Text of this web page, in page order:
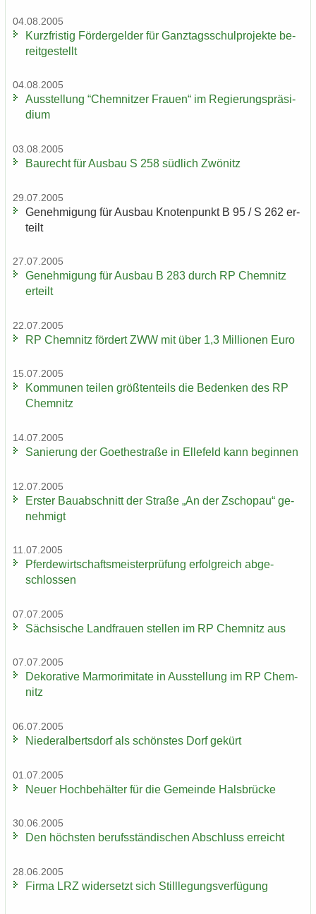
04.08.2005
Kurz­fris­tig För­der­gel­der für Ganz­tags­schul­pro­jek­te be­
reit­ge­stellt
04.08.2005
Aus­stel­lung “Chem­nit­zer Frau­en“ im Re­gie­rungs­prä­si­
di­um
03.08.2005
Bau­recht für Aus­bau S 258 süd­lich Zwö­nitz
29.07.2005
Ge­neh­mi­gung für Aus­bau Kno­ten­punkt B 95 / S 262 er­
teilt
27.07.2005
Ge­neh­mi­gung für Aus­bau B 283 durch RP Chem­nitz
er­teilt
22.07.2005
RP Chem­nitz för­dert ZWW mit über 1,3 Mil­lio­nen Euro
15.07.2005
Kom­mu­nen tei­len größ­ten­teils die Be­den­ken des RP
Chem­nitz
14.07.2005
Sa­nie­rung der Goe­the­stra­ße in El­le­feld kann be­gin­nen
12.07.2005
Ers­ter Bau­ab­schnitt der Stra­ße „An der Zscho­pau“ ge­
neh­migt
11.07.2005
Pfer­de­wirt­schafts­meis­ter­prü­fung er­folg­reich ab­ge­
schlos­sen
07.07.2005
Säch­si­sche Land­frau­en stel­len im RP Chem­nitz aus
07.07.2005
De­ko­ra­ti­ve Mar­mo­r­imi­ta­te in Aus­stel­lung im RP Chem­
nitz
06.07.2005
Nie­der­al­berts­dorf als schöns­tes Dorf ge­kürt
01.07.2005
Neuer Hoch­be­häl­ter für die Ge­mein­de Hals­brü­cke
30.06.2005
Den höchs­ten be­rufs­stän­di­schen Ab­schluss er­reicht
28.06.2005
Firma LRZ wi­der­setzt sich Still­le­gungs­ver­fü­gung